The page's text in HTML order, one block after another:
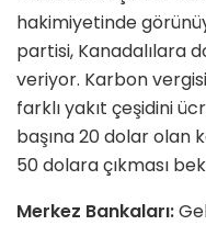
hakimiyetinde
partisi, Kanadalılara
veriyor. Karbon
farklı yakıt çeşidini
başına 20 dolar olan
50 dolara çıkması
Merkez Bankaları: